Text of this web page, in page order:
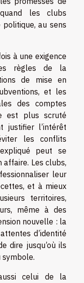
les clubs
au sens
à une exigence
règles de la
de mise en
et les
des comptes
est plus scruté
justifier l’intérêt
les conflits
peut se
affaire. Les clubs,
leur
et à mieux
territoires,
même à des
nouvelle : la
d’identité
dire jusqu’où ils
symbole.
celui de la